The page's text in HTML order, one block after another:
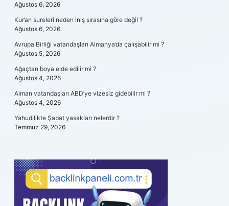
Ağustos 6, 2026
Kur’an sureleri neden iniş sırasına göre değil ?
Ağustos 6, 2026
Avrupa Birliği vatandaşları Almanya’da çalışabilir mi ?
Ağustos 5, 2026
Ağaçtan boya elde edilir mi ?
Ağustos 4, 2026
Alman vatandaşları ABD’ye vizesiz gidebilir mi ?
Ağustos 4, 2026
Yahudilikte Şabat yasakları nelerdir ?
Temmuz 29, 2026